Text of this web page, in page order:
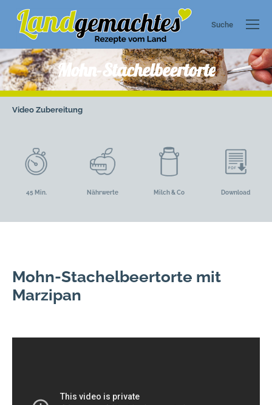
Search:
Suche
Mohn-Stachelbeertorte
Video Zubereitung
45 Min. Nährwerte Milch & Co Download
Mohn-Stachelbeertorte mit
Marzipan